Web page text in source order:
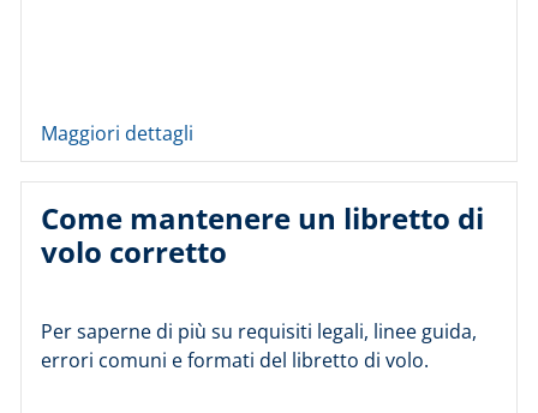
Maggiori dettagli
Come mantenere un libretto di
volo corretto
Per saperne di più su requisiti legali, linee guida,
errori comuni e formati del libretto di volo.